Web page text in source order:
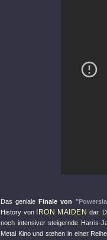
Das genialeFinale von
History von
IRON MAIDEN dar.
noch intensiver steigernde Harris-
Metal Kino und stehen in einer